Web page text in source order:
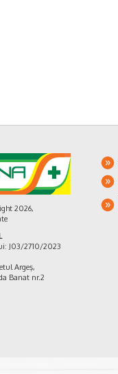
2026,
J03/2710/2023
Argeş,
Banat nr.2